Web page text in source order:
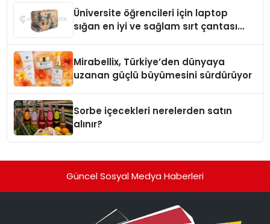
Üniversite öğrencileri için laptop
sığan en iyi ve sağlam sırt çantası
Mirabellix, Türkiye’den dünyaya
uzanan güçlü büyümesini sürdürüyor
Sorbe içecekleri nerelerden satın
alınır?
Güncel Sosyal Medya Haberleri